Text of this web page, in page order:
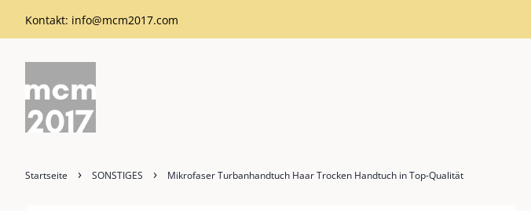
Kontakt: info@mcm2017.com
Startseite › SONSTIGES › Mikrofaser Turbanhandtuch Haar Trocken Handtuch in Top-Qualität